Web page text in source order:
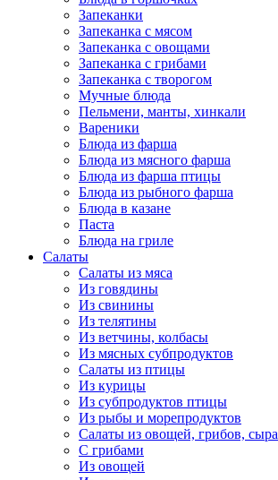
Запеканки
Запеканка с мясом
Запеканка с овощами
Запеканка с грибами
Запеканка с творогом
Мучные блюда
Пельмени, манты, хинкали
Вареники
Блюда из фарша
Блюда из мясного фарша
Блюда из фарша птицы
Блюда из рыбного фарша
Блюда в казане
Паста
Блюда на гриле
Салаты
Салаты из мяса
Из говядины
Из свинины
Из телятины
Из ветчины, колбасы
Из мясных субпродуктов
Салаты из птицы
Из курицы
Из субпродуктов птицы
Из рыбы и морепродуктов
Салаты из овощей, грибов, сыра
С грибами
Из овощей